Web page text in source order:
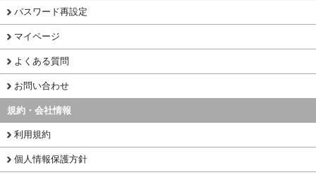
パスワード再設定
マイページ
よくある質問
お問い合わせ
規約・会社情報
利用規約
個人情報保護方針